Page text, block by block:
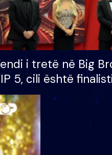
i tretë në Big
5, cili është
që lë shtëpinë